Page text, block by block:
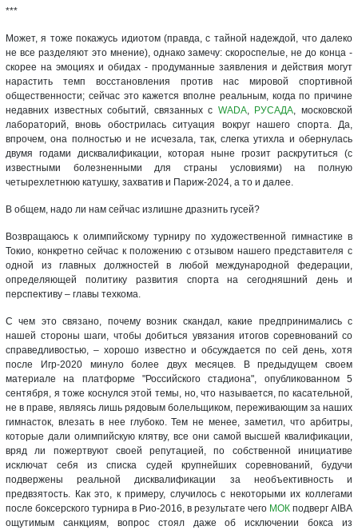
***
Может, я тоже покажусь идиотом (правда, с тайной надеждой, что далеко
не все разделяют это мнение), однако замечу: скороспелые, не до конца -
скорее на эмоциях и обидах - продуманные заявления и действия могут
нарастить темп восстановления против нас мировой спортивной
общественности; сейчас это кажется вполне реальным, когда по причине
недавних известных событий, связанных с WADA, РУСАДА, московской
лабораторий, вновь обострилась ситуация вокруг нашего спорта. Да,
впрочем, она полностью и не исчезала, так, слегка утихла и обернулась
двумя годами дисквалификации, которая ныне грозит раскрутиться (с
известными болезненными для страны условиями) на полную
четырехлетнюю катушку, захватив и Париж-2024, а то и далее.
В общем, надо ли нам сейчас излишне дразнить гусей?
Возвращаюсь к олимпийскому турниру по художественной гимнастике в
Токио, конкретно сейчас к положению с отзывом нашего представителя с
одной из главных должностей в любой международной федерации,
определяющей политику развития спорта на сегодняшний день и
перспективу – главы техкома.
С чем это связано, почему возник скандал, какие предпринимались с
нашей стороны шаги, чтобы добиться увязания итогов соревнований со
справедливостью, – хорошо известно и обсуждается по сей день, хотя
после Игр-2020 минуло более двух месяцев. В предыдущем своем
материале на платформе "Российского стадиона", опубликованном 5
сентября, я тоже коснулся этой темы, но, что называется, по касательной,
не в праве, являясь лишь рядовым болельщиком, переживающим за наших
гимнасток, влезать в нее глубоко. Тем не менее, заметил, что арбитры,
которые дали олимпийскую клятву, все они самой высшей квалификации,
вряд ли пожертвуют своей репутацией, по собственной инициативе
исключат себя из списка судей крупнейших соревнований, будучи
подвержены реальной дисквалификации за необъективность и
предвзятость. Как это, к примеру, случилось с некоторыми их коллегами
после боксерского турнира в Рио-2016, в результате чего МОК подверг AIBA
ощутимым санкциям, вопрос стоял даже об исключении бокса из